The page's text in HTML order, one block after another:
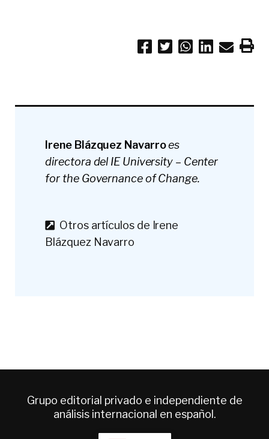
Irene Blázquez Navarroes
directora del IE University – Center
for the Governance of Change.
Otros artículos de Irene
Blázquez Navarro
Grupo editorial privado e independiente de
análisis internacional en español.